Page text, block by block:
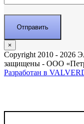
×
Copyright 2010 - 2026
защищены - ООО
Разработан в